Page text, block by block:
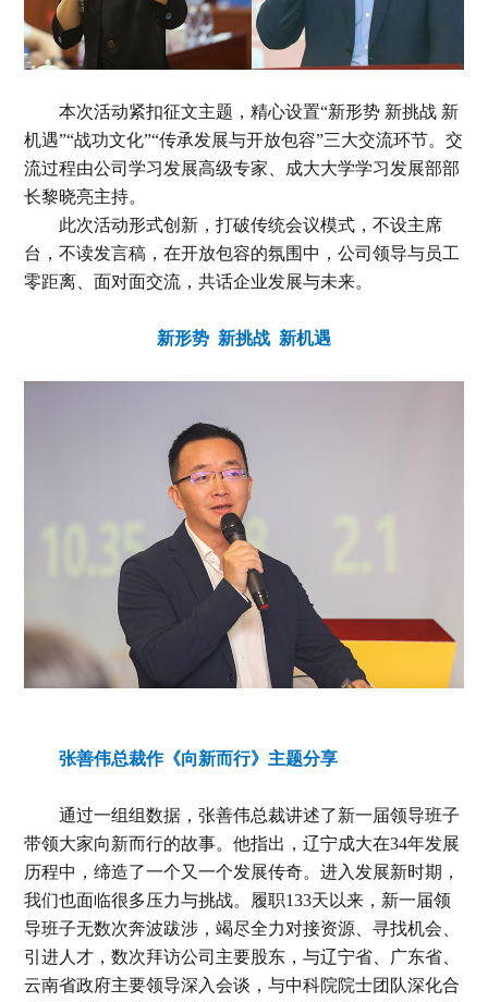
本次活动紧扣征文主题，精心设置“新形势 新挑战 新
机遇”“战功文化”“传承发展与开放包容”三大交流环节。交
流过程由公司学习发展高级专家、成大大学学习发展部部
长黎晓亮主持。
此次活动形式创新，打破传统会议模式，不设主席
台，不读发言稿，在开放包容的氛围中，公司领导与员工
零距离、面对面交流，共话企业发展与未来。
新形势 新挑战 新机遇
张善伟总裁作《向新而行》主题分享
通过一组组数据，张善伟总裁讲述了新一届领导班子
带领大家向新而行的故事。他指出，辽宁成大在34年发展
历程中，缔造了一个又一个发展传奇。进入发展新时期，
我们也面临很多压力与挑战。履职133天以来，新一届领
导班子无数次奔波跋涉，竭尽全力对接资源、寻找机会、
引进人才，数次拜访公司主要股东，与辽宁省、广东省、
云南省政府主要领导深入会谈，与中科院院士团队深化合